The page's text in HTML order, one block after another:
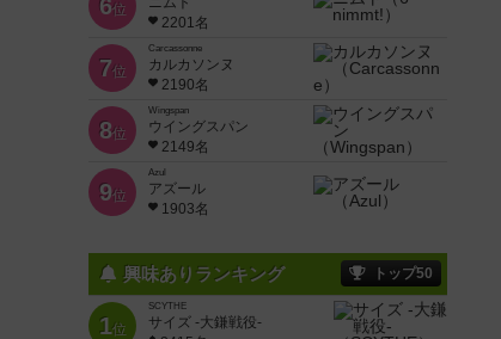
6位
2201名
7位
Carcassonne
カルカソンヌ
2190名
8位
Wingspan
ウイングスパン
2149名
9位
Azul
アズール
1903名
興味ありランキング トップ50
1位
SCYTHE
サイズ -大鎌戦役-